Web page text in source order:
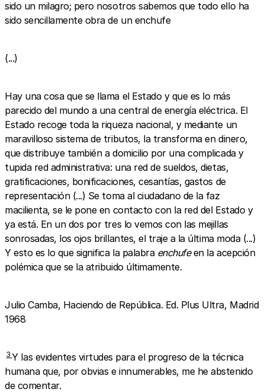
sido un milagro; pero nosotros sabemos que todo ello ha
sido sencillamente obra de un enchufe
(...)
Hay una cosa que se llama el Estado y que es lo más
parecido del mundo a una central de energía eléctrica. El
Estado recoge toda la riqueza nacional, y mediante un
maravilloso sistema de tributos, la transforma en dinero,
que distribuye también a domicilio por una complicada y
tupida red administrativa: una red de sueldos, dietas,
gratificaciones, bonificaciones, cesantías, gastos de
representación (...) Se toma al ciudadano de la faz
macilienta, se le pone en contacto con la red del Estado y
ya está. En un dos por tres lo vemos con las mejillas
sonrosadas, los ojos brillantes, el traje a la última moda (...)
Y esto es lo que significa la palabra enchufeen la acepción
polémica que se la atribuido últimamente.
Julio Camba, Haciendo de República. Ed. Plus Ultra, Madrid
1968
3Y las evidentes virtudes para el progreso de la técnica
humana que, por obvias e innumerables, me he abstenido
de comentar.